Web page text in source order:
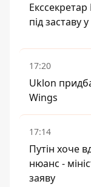
під заставу
17:20
Uklon
Wings
17:14
Путін хоче
нюанс -
заяву